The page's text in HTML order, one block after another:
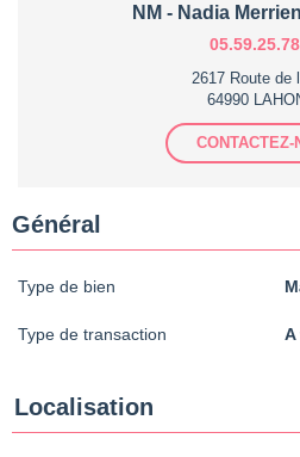
NM - Nadia
2617 Route de
64990
CONTACTEZ-
Général
Type de bien
Type de transaction A
Localisation